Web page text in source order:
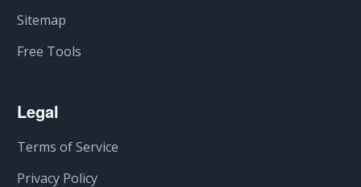
Sitemap
Free Tools
Legal
Terms of Service
Privacy Policy